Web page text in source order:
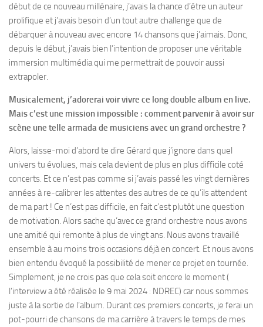
début de ce nouveau millénaire, j’avais la chance d’être un auteur
prolifique et j’avais besoin d’un tout autre challenge que de
débarquer à nouveau avec encore 14 chansons que j’aimais. Donc,
depuis le début, j’avais bien l’intention de proposer une véritable
immersion multimédia qui me permettrait de pouvoir aussi
extrapoler.
Musicalement, j’adorerai voir vivre ce long double album en live.
Mais c’est une mission impossible : comment parvenir à avoir sur
scène une telle armada de musiciens avec un grand orchestre ?
Alors, laisse-moi d’abord te dire Gérard que j’ignore dans quel
univers tu évolues, mais cela devient de plus en plus difficile coté
concerts. Et ce n’est pas comme si j’avais passé les vingt dernières
années à re-calibrer les attentes des autres de ce qu’ils attendent
de ma part ! Ce n’est pas difficile, en fait c’est plutôt une question
de motivation. Alors sache qu’avec ce grand orchestre nous avons
une amitié qui remonte à plus de vingt ans. Nous avons travaillé
ensemble à au moins trois occasions déjà en concert. Et nous avons
bien entendu évoqué la possibilité de mener ce projet en tournée.
Simplement, je ne crois pas que cela soit encore le moment (
l’interview a été réalisée le 9 mai 2024 : NDREC) car nous sommes
juste à la sortie de l’album. Durant ces premiers concerts, je ferai un
pot-pourri de chansons de ma carrière à travers le temps de mes